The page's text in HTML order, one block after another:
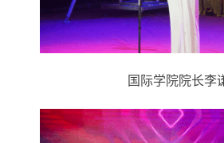
国际学院院长李